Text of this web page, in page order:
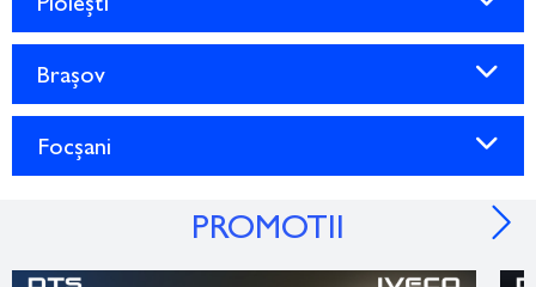
Ploiești
Brașov
Focșani
PROMOTII